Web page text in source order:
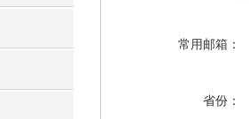
常用邮箱：
省份：